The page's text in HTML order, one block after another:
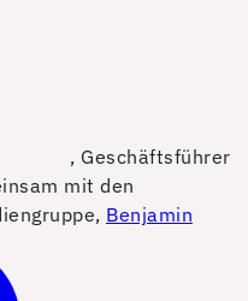
, Geschäftsführer
mit den
Benjamin